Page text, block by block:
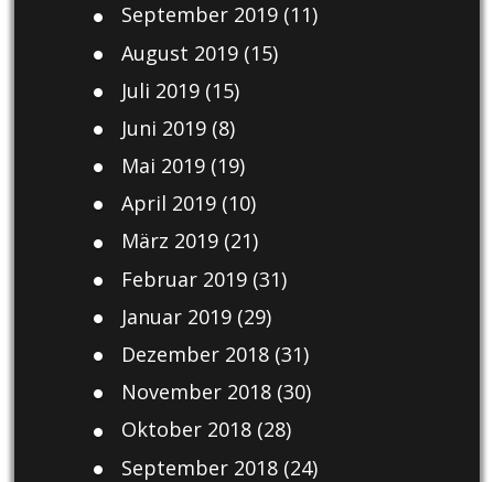
September 2019(11)
August 2019(15)
Juli 2019(15)
Juni 2019(8)
Mai 2019(19)
April 2019(10)
März 2019(21)
Februar 2019(31)
Januar 2019(29)
Dezember 2018(31)
November 2018(30)
Oktober 2018(28)
September 2018(24)